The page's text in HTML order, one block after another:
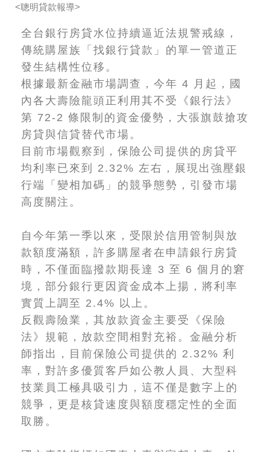
<聰明貸款報導>
全台銀行房貸水位持續逼近法規警戒線，
傳統購屋族「找銀行貸款」的單一管道正
發生結構性位移。
根據最新金融市場調查，今年 4 月起，國
內各大壽險龍頭正利用其不受《銀行法》
第 72-2 條限制的資金優勢，大張旗鼓搶攻
房貸與信貸替代市場。
目前市場觀察到，保險公司提供的房貸平
均利率已來到 2.32% 左右，展現出強壓銀
行端「變相加碼」的競爭態勢，引發市場
高度關注。
自今年第一季以來，受限於信用管制與放
款額度滿額，許多購屋者在申請銀行房貸
時，不僅面臨撥款期長達 3 至 6 個月的窘
境，部分銀行更因資金成本上揚，將利率
實質上調至 2.4% 以上。
反觀壽險業，其放款資金主要受《保險
法》規範，放款空間相對充裕。金融分析
師指出，目前保險公司提供的 2.32% 利
率，對許多優質客戶如公教人員、大型科
技業員工極具吸引力，這不僅是數字上的
競爭，更是核貸速度與額度穩定性的全面
取勝。